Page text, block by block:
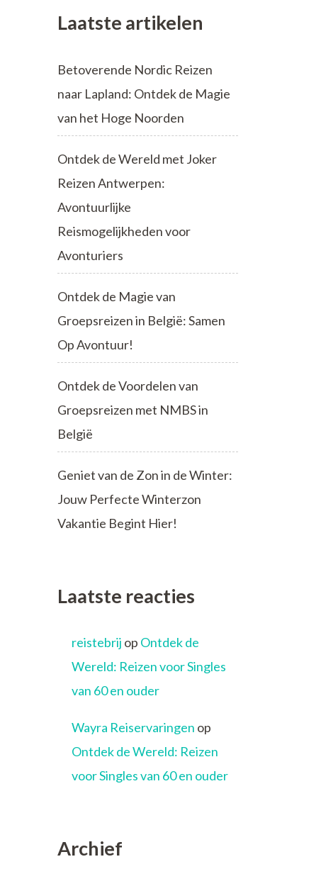
Laatste artikelen
Betoverende Nordic Reizen
naar Lapland: Ontdek de Magie
van het Hoge Noorden
Ontdek de Wereld met Joker
Reizen Antwerpen:
Avontuurlijke
Reismogelijkheden voor
Avonturiers
Ontdek de Magie van
Groepsreizen in België: Samen
Op Avontuur!
Ontdek de Voordelen van
Groepsreizen met NMBS in
België
Geniet van de Zon in de Winter:
Jouw Perfecte Winterzon
Vakantie Begint Hier!
Laatste reacties
reistebrij op Ontdek de
Wereld: Reizen voor Singles
van 60 en ouder
Wayra Reiservaringen op
Ontdek de Wereld: Reizen
voor Singles van 60 en ouder
Archief